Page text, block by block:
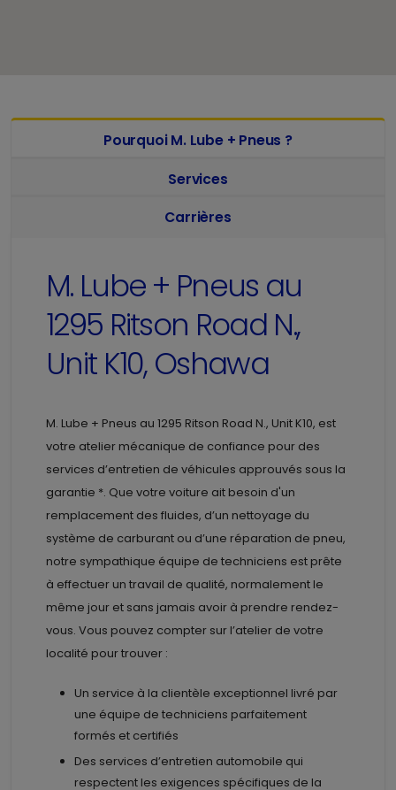
Pourquoi M. Lube + Pneus ?
Services
Carrières
M. Lube + Pneus au
1295 Ritson Road N.,
Unit K10, Oshawa
M. Lube + Pneus au 1295 Ritson Road N., Unit K10, est
votre atelier mécanique de confiance pour des
services d’entretien de véhicules approuvés sous la
garantie *. Que votre voiture ait besoin d'un
remplacement des fluides, d’un nettoyage du
système de carburant ou d’une réparation de pneu,
notre sympathique équipe de techniciens est prête
à effectuer un travail de qualité, normalement le
même jour et sans jamais avoir à prendre rendez-
vous. Vous pouvez compter sur l’atelier de votre
localité pour trouver :
Un service à la clientèle exceptionnel livré par
une équipe de techniciens parfaitement
formés et certifiés
Des services d’entretien automobile qui
respectent les exigences spécifiques de la